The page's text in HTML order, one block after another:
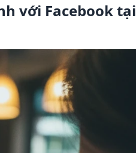
với Facebook tại